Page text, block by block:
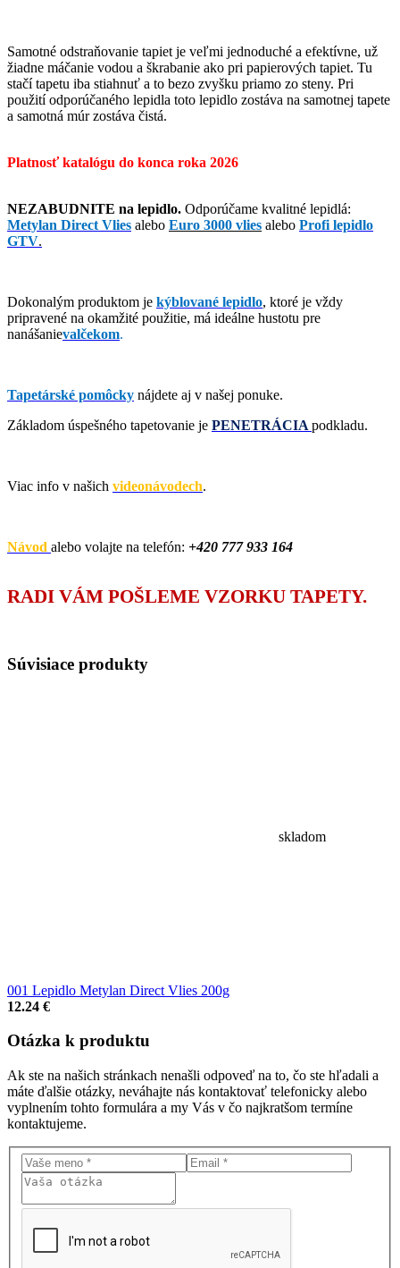
Samotné odstraňovanie tapiet je veľmi jednoduché a efektívne, už
žiadne máčanie vodou a škrabanie ako pri papierových tapiet. Tu
stačí tapetu iba stiahnuť a to bezo zvyšku priamo zo steny. Pri
použití odporúčaného lepidla toto lepidlo zostáva na samotnej tapete
a samotná múr zostáva čistá.
Platnosť katalógu do konca roka 2026
NEZABUDNITE na lepidlo. Odporúčame kvalitné lepidlá:
Metylan Direct Vlies alebo Euro 3000 vlies alebo Profi lepidlo
GTV.
Dokonalým produktom je kýblované lepidlo, ktoré je vždy
pripravené na okamžité použitie, má ideálne hustotu pre
nanášanievalčekom.
Tapetárské pomôcky nájdete aj v našej ponuke.
Základom úspešného tapetovanie je PENETRÁCIA podkladu.
Viac info v našich videonávodech.
Návod alebo volajte na telefón: +420 777 933 164
RADI VÁM POŠLEME VZORKU TAPETY.
Súvisiace produkty
skladom
001 Lepidlo Metylan Direct Vlies 200g
12.24 €
Otázka k produktu
Ak ste na našich stránkach nenašli odpoveď na to, čo ste hľadali a
máte ďalšie otázky, neváhajte nás kontaktovať telefonicky alebo
vyplnením tohto formulára a my Vás v čo najkratšom termíne
kontaktujeme.